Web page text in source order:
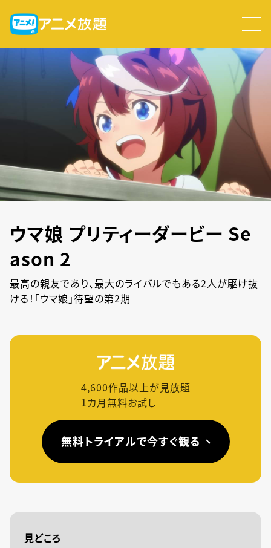
ウマ娘 プリティーダービー Se
ason 2
最高の親友であり、最大のライバルでもある2人が駆け抜
ける！「ウマ娘」待望の第2期
4,600作品以上が見放題
1カ月無料お試し
無料トライアルで今すぐ観る
見どころ